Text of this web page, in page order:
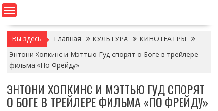
Вы здесь Главная КУЛЬТУРА
КИНОТЕАТРЫ
Энтони Хопкинс и Мэттью Гуд спорят о Боге в трейлере
фильма «По Фрейду»
ЭНТОНИ ХОПКИНС И МЭТТЬЮ ГУД СПОРЯТ
О БОГЕ В ТРЕЙЛЕРЕ ФИЛЬМА «ПО ФРЕЙДУ»